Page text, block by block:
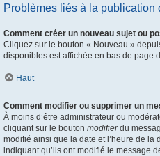
Problèmes liés à la publication
Comment créer un nouveau sujet ou
Cliquez sur le bouton « Nouveau »
disponibles est affichée en bas de page
Haut
Comment modifier ou supprimer un
À moins d’être administrateur ou
cliquant sur le bouton modifierdu
modifié ainsi que la date et l’heure de
indiquant qu’ils ont modifié le message